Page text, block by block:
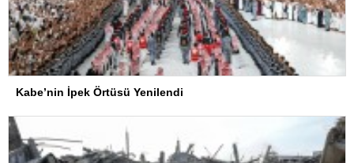
Kabe’nin İpek Örtüsü Yenilendi